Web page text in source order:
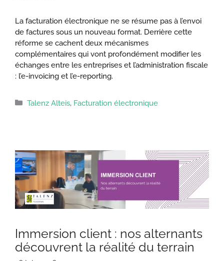
La facturation électronique ne se résume pas à l’envoi
de factures sous un nouveau format. Derrière cette
réforme se cachent deux mécanismes
complémentaires qui vont profondément modifier les
échanges entre les entreprises et l’administration fiscale
: l’e-invoicing et l’e-reporting.
Catégories
Talenz Alteis, Facturation électronique
Immersion client : nos alternants
découvrent la réalité du terrain